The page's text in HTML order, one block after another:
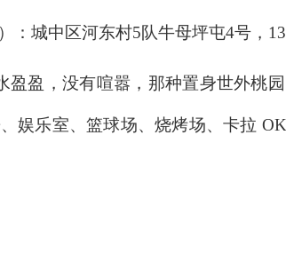
城中区河东村5队牛母坪屯4号，
盈盈，没有喧嚣，那种置身世外桃
娱乐室、篮球场、烧烤场、卡拉